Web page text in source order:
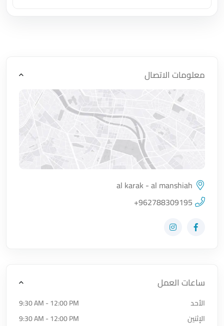
معلومات الاتصال
اضغط لتحميل الموقع
al karak - al manshiah
+962788309195
زيارة حساب المتجر على Facebook-f
زيارة حساب المتجر على Instagram
ساعات العمل
الأحد
9:30 AM - 12:00 PM
الإثنين
9:30 AM - 12:00 PM